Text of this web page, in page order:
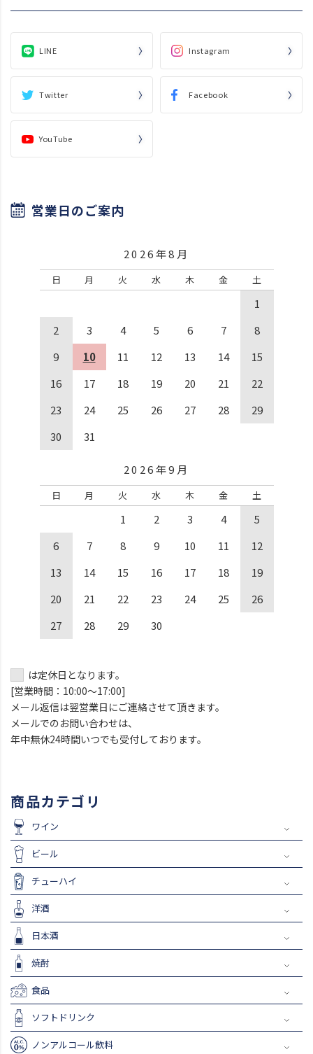
LINE Instagram
Twitter Facebook
YouTube
営業日のご案内
2026年8月
日 月 火 水 木 金 土
1
2
3 4 5 6 7
8
9
10 11 12 13 14
15
16
17 18 19 20 21
22
23
24 25 26 27 28
29
30
31
2026年9月
日 月 火 水 木 金 土
1 2 3 4
5
6
7 8 9 10 11
12
13
14 15 16 17 18
19
20
21 22 23 24 25
26
27
28 29 30
は定休日となります。
[営業時間：10:00～17:00]
メール返信は翌営業日にご連絡させて頂きます。
メールでのお問い合わせは、
年中無休24時間いつでも受付しております。
商品カテゴリ
ワイン
ビール
チューハイ
洋酒
日本酒
焼酎
食品
ソフトドリンク
ノンアルコール飲料